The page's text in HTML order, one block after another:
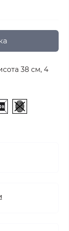
38 см, 4